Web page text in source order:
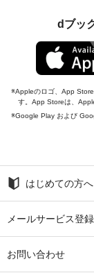
dブッ
Appleのロゴ、App
す。App Storeは、
Google Play および
はじめての方へ
メールサービス登
お問い合わせ